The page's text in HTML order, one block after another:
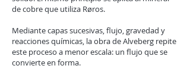
de cobre que utiliza Røros.
Mediante capas sucesivas, flujo, gravedad y
reacciones químicas, la obra de Alveberg repite
este proceso a menor escala: un flujo que se
convierte en forma.